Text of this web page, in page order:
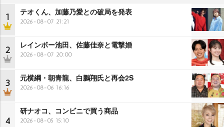
1 テオくん、加藤乃愛との破局を発表
2026-08-07 21:21
2 レインボー池田、佐藤佳奈と電撃婚
2026-08-07 20:00
3 元横綱・朝青龍、白鵬翔氏と再会2S
2026-08-06 16:16
4
研ナオコ、コンビニで買う商品
2026-08-05 15:10